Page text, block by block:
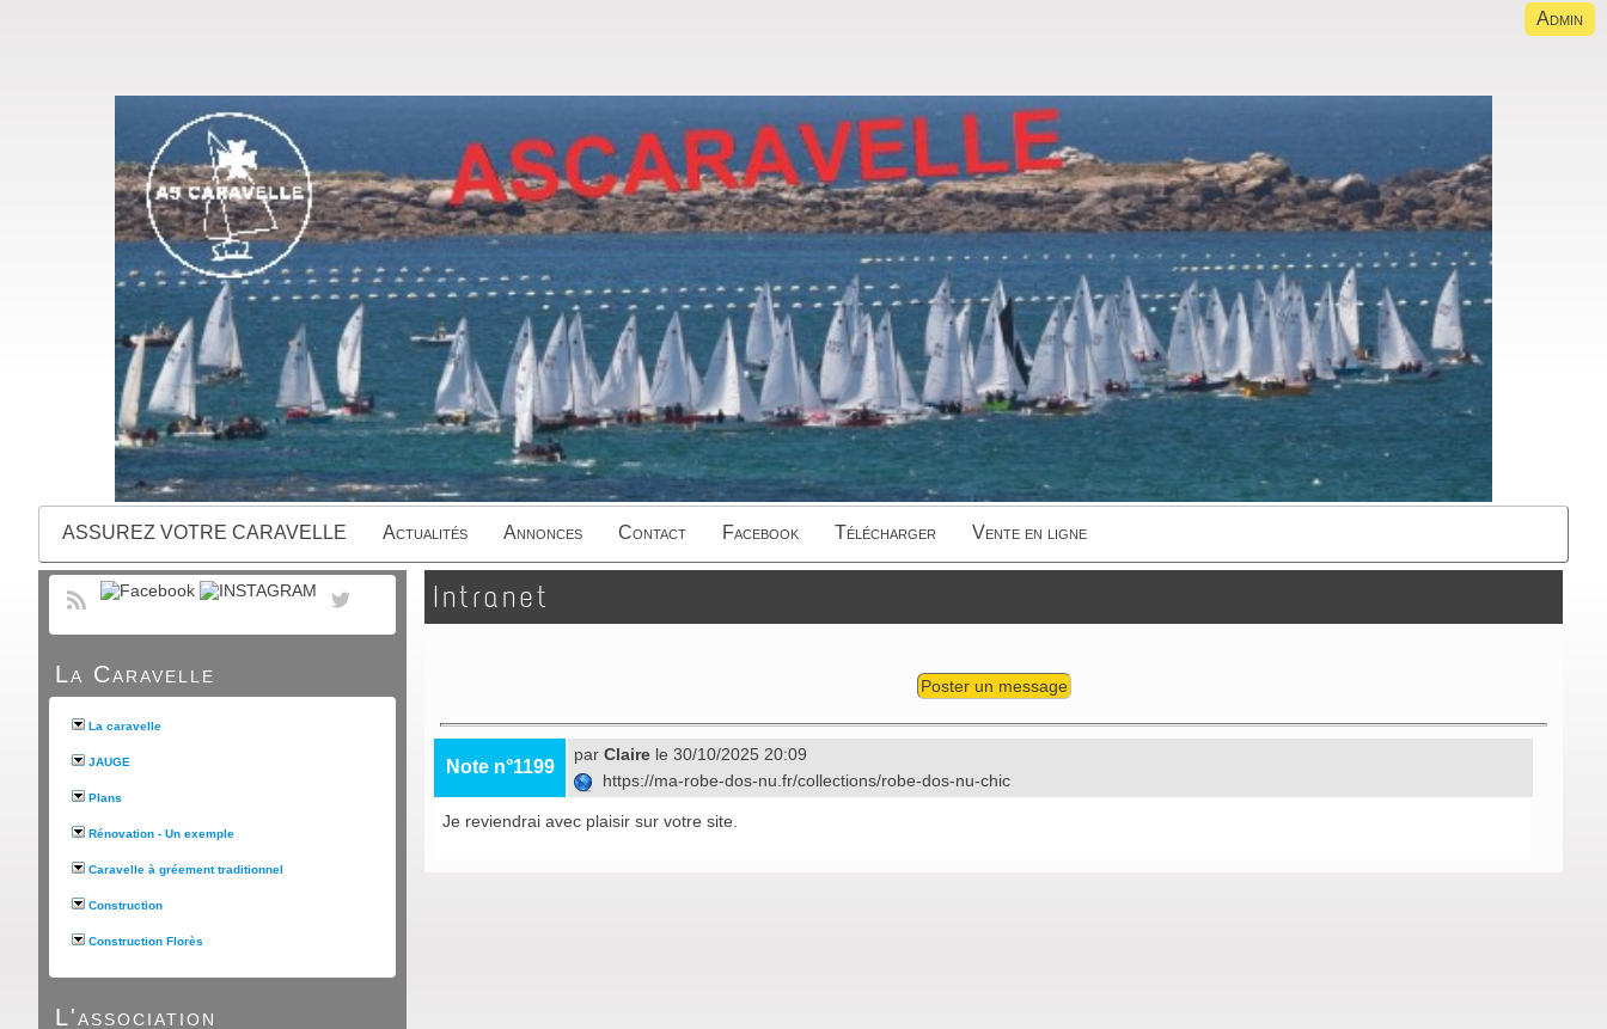
Admin
ASSUREZ VOTRE CARAVELLE Actualités Annonces Contact Facebook Télécharger Vente en ligne
La Caravelle
La caravelle
JAUGE
Plans
Rénovation - Un exemple
Caravelle à gréement traditionnel
Construction
Construction Florès
L'association
Intranet
Poster un message
Note n°1199
par Claire le 30/10/2025 20:09
https://ma-robe-dos-nu.fr/collections/robe-dos-nu-chic
Je reviendrai avec plaisir sur votre site.